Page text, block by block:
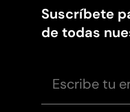
Suscríbete
de todas